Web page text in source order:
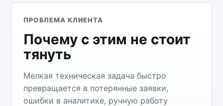
ПРОБЛЕМА КЛИЕНТА
Почему с этим не стоит
тянуть
Мелкая техническая задача быстро
превращается в потерянные заявки,
ошибки в аналитике, ручную работу